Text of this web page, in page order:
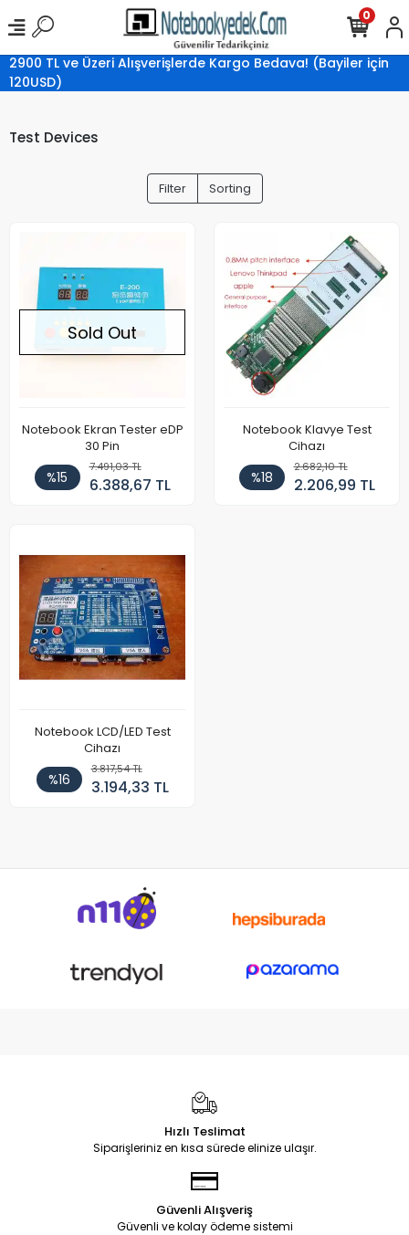
2900 TL ve Üzeri Alışverişlerde Kargo Bedava! (Bayiler için
120USD)
0
Test Devices
Filter Sorting
Sold Out
Notebook Ekran Tester eDP
30 Pin
%15
7.491,03 TL
6.388,67 TL
Notebook Klavye Test
Cihazı
%18
2.682,10 TL
2.206,99 TL
Notebook LCD/LED Test
Cihazı
%16
3.817,54 TL
3.194,33 TL
Hızlı Teslimat
Siparişleriniz en kısa sürede elinize ulaşır.
Güvenli Alışveriş
Güvenli ve kolay ödeme sistemi